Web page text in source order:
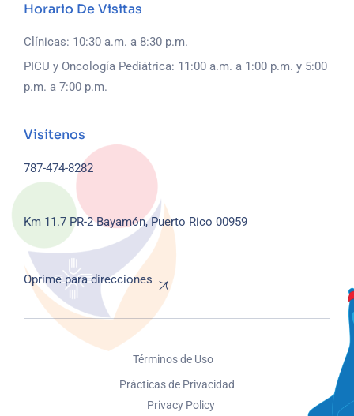
Horario De Visitas
Clínicas: 10:30 a.m. a 8:30 p.m.
PICU y Oncología Pediátrica: 11:00 a.m. a 1:00 p.m. y 5:00
p.m. a 7:00 p.m.
Visítenos
Km 11.7 PR-2Bayamón, Puerto Rico 00959
787-474-8282
Oprime para direcciones
Términos de Uso
Prácticas de Privacidad
Privacy Policy